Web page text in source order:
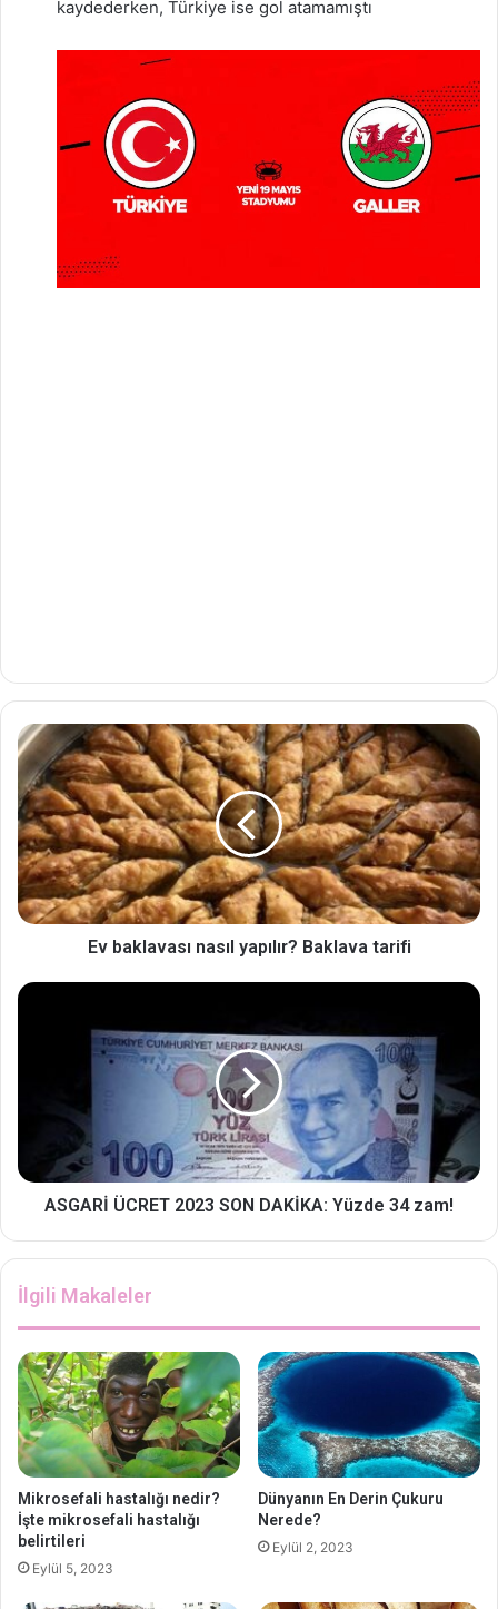
kaydederken, Türkiye ise gol atamamıştı
Ev baklavası nasıl yapılır? Baklava tarifi
ASGARİ ÜCRET 2023 SON DAKİKA: Yüzde 34 zam!
İlgili Makaleler
Mikrosefali hastalığı nedir?
İşte mikrosefali hastalığı
belirtileri
Eylül 5, 2023
Dünyanın En Derin Çukuru
Nerede?
Eylül 2, 2023